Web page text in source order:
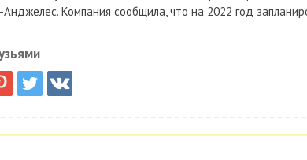
Компания сообщила, что на 2022 год